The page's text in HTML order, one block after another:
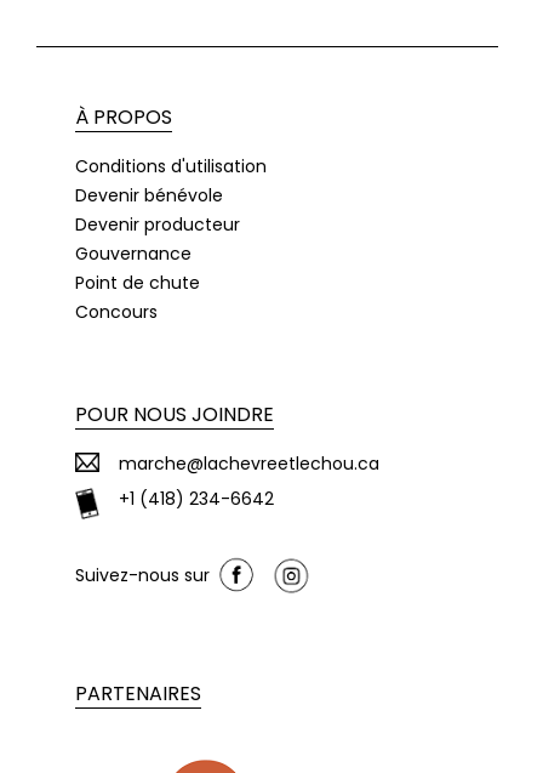
À PROPOS
Conditions d'utilisation
Devenir bénévole
Devenir producteur
Gouvernance
Point de chute
Concours
POUR NOUS JOINDRE
marche@lachevreetlechou.ca
+1 (418) 234-6642
Suivez-nous sur
PARTENAIRES